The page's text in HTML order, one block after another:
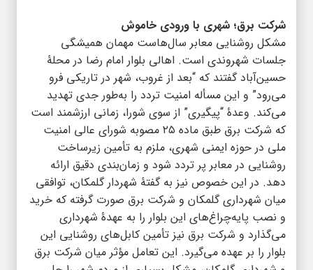
شرکت برق؛ شهری با ورودی خاموش
مشکل روشنایی معابر سال‌هاست مهمان همیشگی
جلسات شهروندی است. اهالی بلوار امام رضا در محلۀ
حسین‌آباد گفتند که “بعد از غروب، شهر در تاریکی فرو
می‌رود” و این مسأله امنیت تردد را به‌طور جدی تهدید
می‌کند. وعدۀ “پیگیری” از سوی شورا، زمانی ارزشمند است
که شرکت برق طبق ماده ۲۵ مصوبه شورای عالی امنیت
ملی در حوزه ایمنی شهری، ملزم به تأمین زیرساخت
روشنایی در معابر پر تردد شود و زمان‌بندی دقیق ارائه
دهد. در این خصوص نیز به گفتۀ شهردار گلمکان، توافقی
میان شهرداری گلمکان و شرکت برق صورت گرفته که خرید
و نصب پایه‌چراغ‌های این بلوار را به عهدۀ شهرداری
می‌گذارد و شرکت برق نیز تأمین کابل‌های روشنایی این
بلوار را بر عهده می‌گیرد. این تعامل مؤثر میان شرکت برق